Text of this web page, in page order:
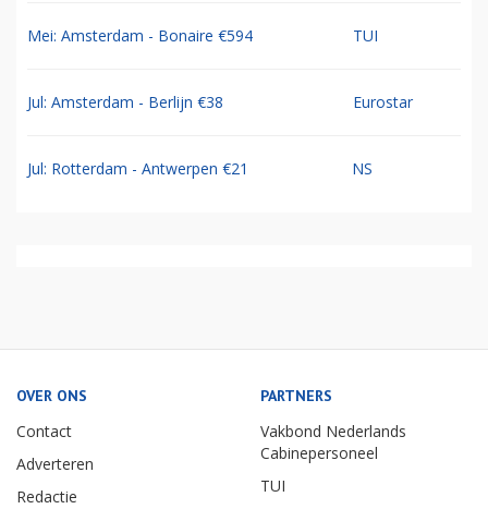
Mei: Amsterdam - Bonaire €594 TUI
Jul: Amsterdam - Berlijn €38 Eurostar
Jul: Rotterdam - Antwerpen €21 NS
OVER ONS
Contact
Adverteren
Redactie
PARTNERS
Vakbond Nederlands
Cabinepersoneel
TUI